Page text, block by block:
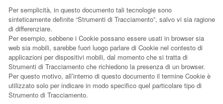
Per semplicità, in questo documento tali tecnologie sono
sinteticamente definite “Strumenti di Tracciamento”, salvo vi sia ragione
di differenziare.
Per esempio, sebbene i Cookie possano essere usati in browser sia
web sia mobili, sarebbe fuori luogo parlare di Cookie nel contesto di
applicazioni per dispositivi mobili, dal momento che si tratta di
Strumenti di Tracciamento che richiedono la presenza di un browser.
Per questo motivo, all’interno di questo documento il termine Cookie è
utilizzato solo per indicare in modo specifico quel particolare tipo di
Strumento di Tracciamento.